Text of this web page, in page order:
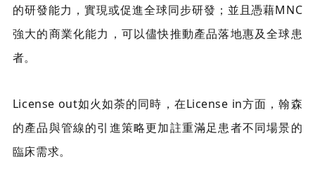
的研發能力，實現或促進全球同步研發；並且憑藉MNC
強大的商業化能力，可以儘快推動產品落地惠及全球患
者。
License out如火如荼的同時，在License in方面，翰森
的產品與管線的引進策略更加註重滿足患者不同場景的
臨床需求。